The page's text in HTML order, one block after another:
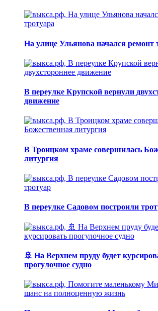
На улице Ульянова начался ремонт
В переулке Крупской вернули
движение
В Троицком храме совершилась
литургия
В переулке Садовом построили
🚢 На Верхнем пруду будет
прогулочное судно